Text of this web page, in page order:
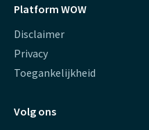
Platform WOW
Disclaimer
Privacy
Toegankelijkheid
Volg ons